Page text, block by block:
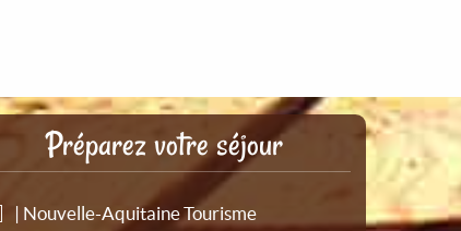
Préparez votre séjour
| Nouvelle-Aquitaine Tourisme